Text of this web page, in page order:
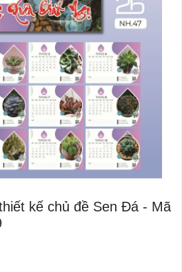
kế chủ đề Sen Đá - Mã